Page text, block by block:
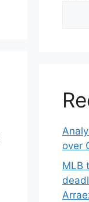
over
MLB